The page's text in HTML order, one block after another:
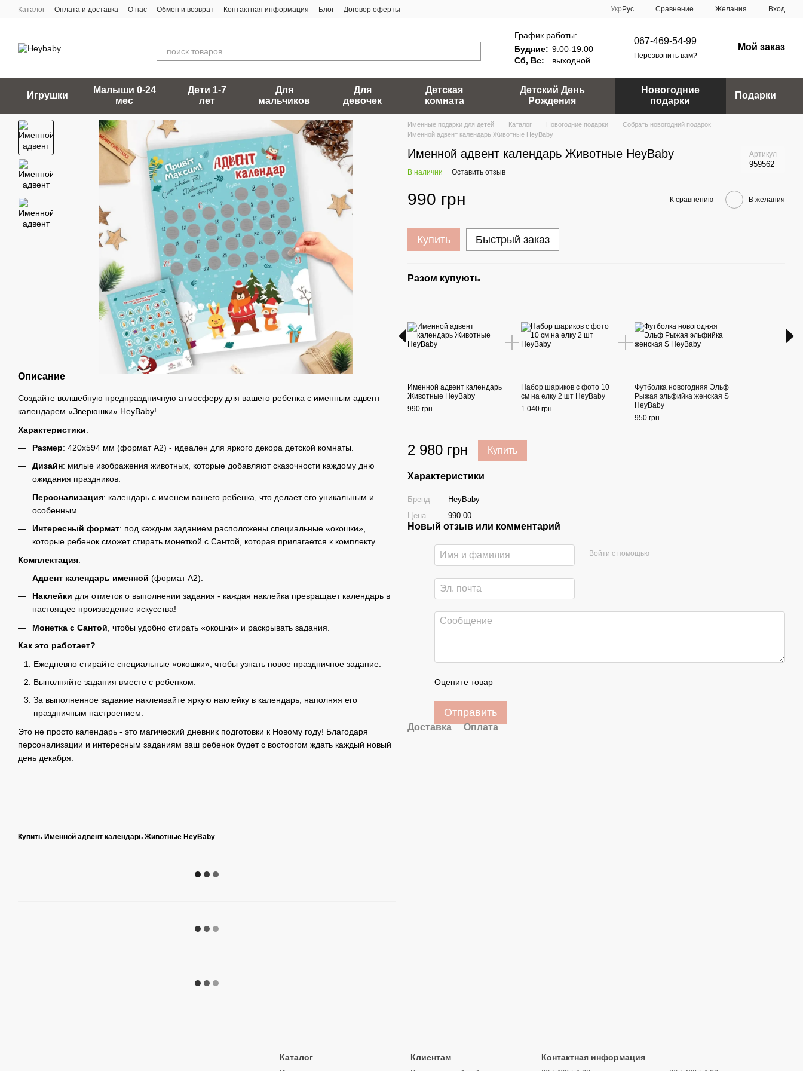
Перейти к основному контенту
Каталог Оплата и доставка О нас Обмен и возврат Контактная информация Блог Договор оферты Укр Рус Сравнение Желания Вход
График работы:
Будние: 9:00-19:00
Сб, Вс:
выходной
067-469-54-99
Перезвонить вам?
Мой заказ
Игрушки
Малыши 0-24
мес
Дети 1-7
лет
Для
мальчиков
Для
девочек
Детская
комната
Детский День
Рождения
Новогодние
подарки
Подарки
Описание
Создайте волшебную предпраздничную атмосферу для вашего ребенка с именным адвент
календарем «Зверюшки» HeyBaby!
Характеристики:
Размер: 420х594 мм (формат А2) - идеален для яркого декора детской комнаты.
Дизайн: милые изображения животных, которые добавляют сказочности каждому дню
ожидания праздников.
Персонализация: календарь с именем вашего ребенка, что делает его уникальным и
особенным.
Интересный формат: под каждым заданием расположены специальные «окошки»,
которые ребенок сможет стирать монеткой с Сантой, которая прилагается к комплекту.
Комплектация:
Адвент календарь именной (формат А2).
Наклейки для отметок о выполнении задания - каждая наклейка превращает календарь в
настоящее произведение искусства!
Монетка с Сантой , чтобы удобно стирать «окошки» и раскрывать задания.
Как это работает?
Ежедневно стирайте специальные «окошки», чтобы узнать новое праздничное задание.
Выполняйте задания вместе с ребенком.
За выполненное задание наклеивайте яркую наклейку в календарь, наполняя его
праздничным настроением.
Это не просто календарь - это магический дневник подготовки к Новому году! Благодаря
персонализации и интересным заданиям ваш ребенок будет с восторгом ждать каждый новый
день декабря.
Купить Именной адвент календарь Животные HeyBaby
Именные подарки для детей Каталог Новогодние подарки
Собрать новогодний подарок
Именной адвент календарь Животные HeyBaby
Именной адвент календарь Животные HeyBaby Артикул
959562
В наличии Оставить отзыв
990 грн К сравнению В желания
Купить Быстрый заказ
Разом купують
Именной адвент календарь
Животные HeyBaby
990 грн
Набор шариков с фото 10
см на елку 2 шт HeyBaby
1 040 грн
Футболка новогодняя Эльф
Рыжая эльфийка женская S
HeyBaby
950 грн
2 980 грн Купить
Характеристики
Бренд
HeyBaby
Цена
990.00
Новый отзыв или комментарий
Войти с помощью
Оцените товар
Отправить
Доставка Оплата
Каталог Клиентам Контактная информация